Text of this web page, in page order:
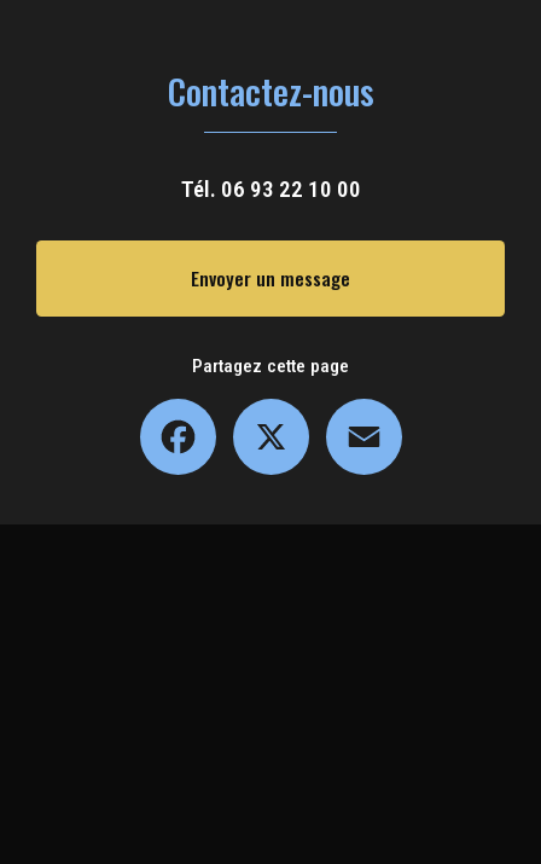
Contactez-nous
Tél. 06 93 22 10 00
Envoyer un message
Partagez cette page
Facebook